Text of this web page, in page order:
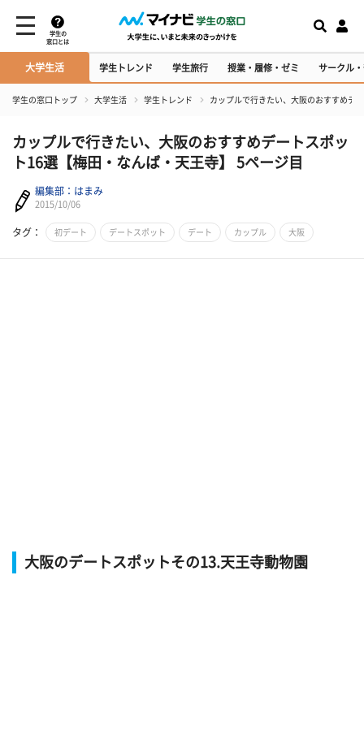
学生の
窓口とは
大学生活 学生トレンド 学生旅行 授業・履修・ゼミ サークル
学生の窓口トップ 大学生活 学生トレンド カップルで行きたい、大阪のおすすめデ
カップルで行きたい、大阪のおすすめデートスポッ
ト16選【梅田・なんば・天王寺】 5ページ目
編集部：はまみ
2015/10/06
タグ： 初デート デートスポット デート カップル 大阪
大阪のデートスポットその13.天王寺動物園